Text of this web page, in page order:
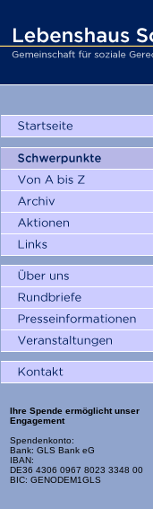
Ihre Spende ermöglicht unser
Engagement
Spendenkonto:
Bank: GLS Bank eG
IBAN:
DE36 4306 0967 8023 3348 00
BIC: GENODEM1GLS